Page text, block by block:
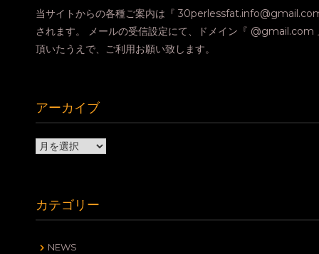
当サイトからの各種ご案内は『
されます。 メールの受信設定にて、ドメイン『 @gmail.com
頂いたうえで、ご利用お願い致します。
アーカイブ
ア
イ
ブ
カテゴリー
NEWS